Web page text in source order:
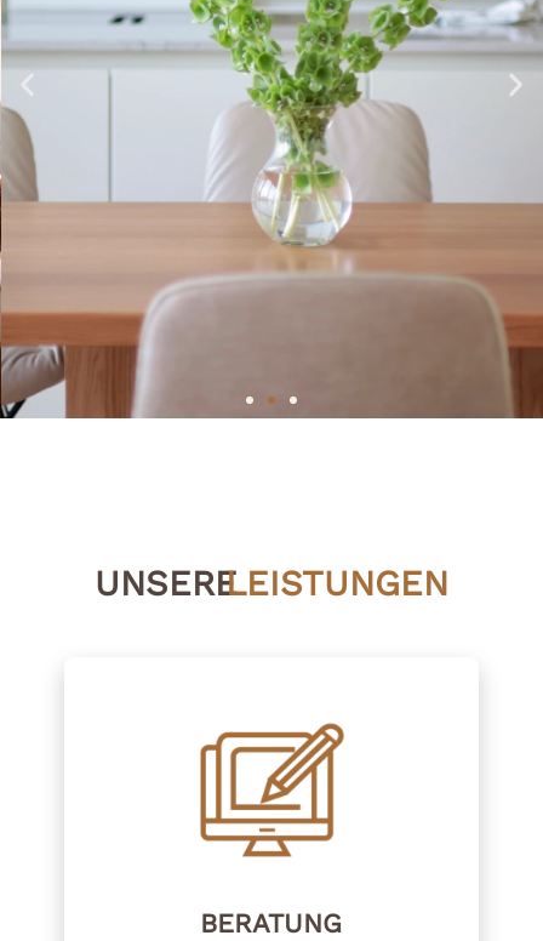
Entdecken Sie ausgewählte Projekte,
die zeigen, wie aus Ideen individuelle
Lösungen aus Holz werden.
UNSERELEISTUNGEN
BERATUNG